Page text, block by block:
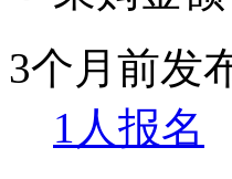
3个月前发
1人报名